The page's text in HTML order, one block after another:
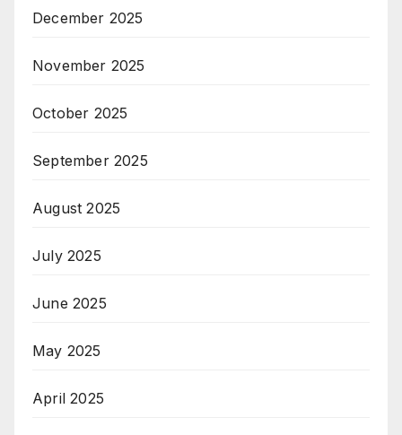
December 2025
November 2025
October 2025
September 2025
August 2025
July 2025
June 2025
May 2025
April 2025